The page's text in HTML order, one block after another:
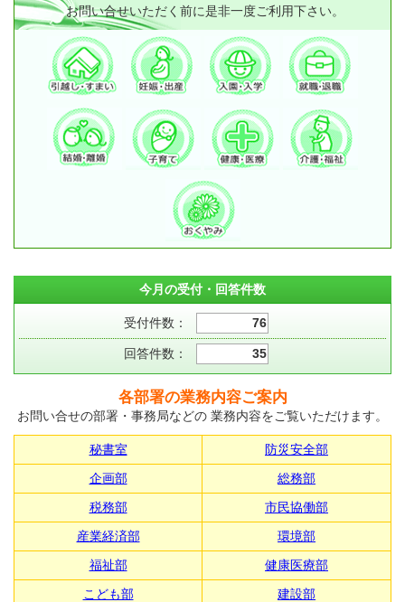
お問い合せいただく前に是非一度ご利用下さい。
今月の受付・回答件数
受付件数： 76
回答件数： 35
各部署の業務内容ご案内
お問い合せの部署・事務局などの 業務内容をご覧いただけます。
秘書室
防災安全部
企画部
総務部
税務部
市民協働部
産業経済部
環境部
福祉部
健康医療部
こども部
建設部